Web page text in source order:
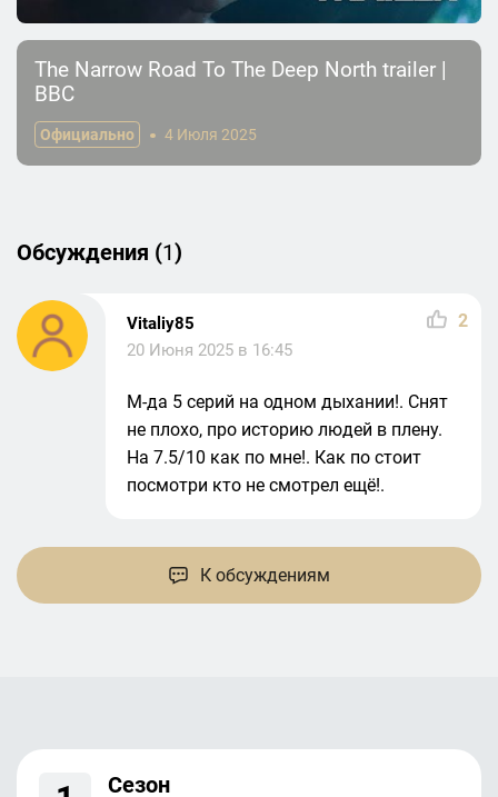
The Narrow Road To The Deep North trailer |
BBC
Официально 4 Июля 2025
Обсуждения (1)
Vitaliy85
20 Июня 2025 в 16:45
М-да 5 серий на одном дыхании!. Снят
не плохо, про историю людей в плену.
На 7.5/10 как по мне!. Как по стоит
посмотри кто не смотрел ещё!.
2
К обсуждениям
Сезон